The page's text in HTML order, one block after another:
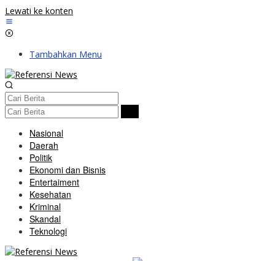
Lewati ke konten
Tambahkan Menu
Nasional
Daerah
Politik
Ekonomi dan Bisnis
Entertaiment
Kesehatan
Kriminal
Skandal
Teknologi